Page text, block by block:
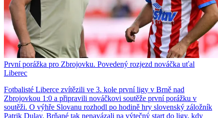
První porážka pro Zbrojovku. Povedený rozjezd nováčka uťal
Liberec
Fotbalisté Liberce zvítězili ve 3. kole první ligy v Brně nad
Zbrojovkou 1:0 a připravili nováčkovi soutěže první porážku v
soutěži. O výhře Slovanu rozhodl po hodině hry slovenský záložník
Patrik Dulay. Brňané tak nenavázali na výtečný start do ligy, kdy